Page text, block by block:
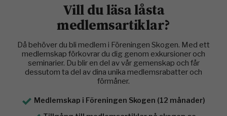
Vill du läsa låsta
medlemsartiklar?
Då behöver du bli medlem i Föreningen Skogen. Med ett
medlemskap förkovrar du dig genom exkursioner och
seminarier. Du blir en del av vår gemenskap och får
dessutom ta del av dina unika medlemsrabatter och
förmåner.
Medlemskap i Föreningen Skogen (12 månader)